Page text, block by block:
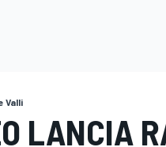
Valli
LANCIA